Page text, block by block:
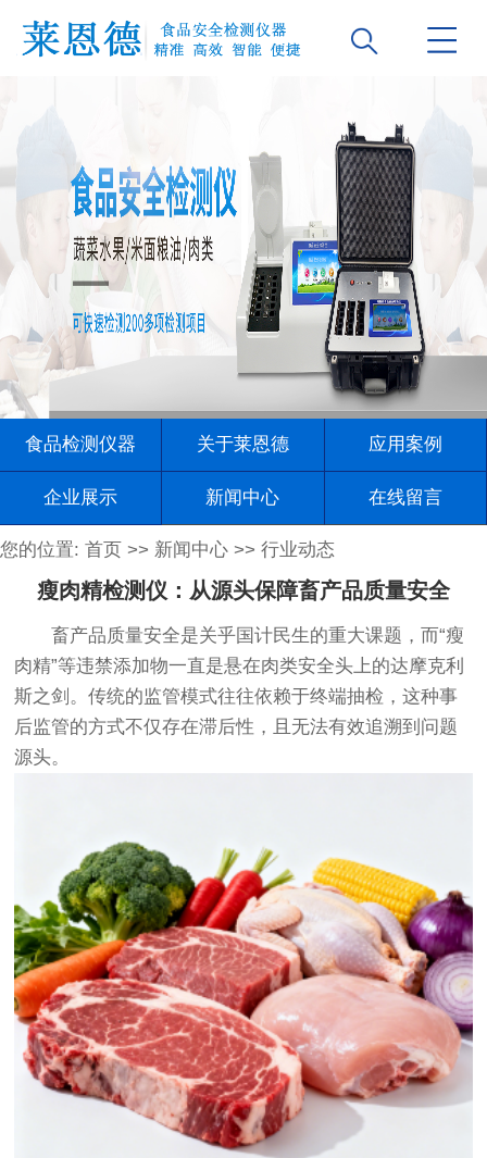
食品检测仪器 关于莱恩德 应用案例
企业展示 新闻中心 在线留言
您的位置: 首页 >> 新闻中心 >> 行业动态
瘦肉精检测仪：从源头保障畜产品质量安全
畜产品质量安全是关乎国计民生的重大课题，而“瘦
肉精”等违禁添加物一直是悬在肉类安全头上的达摩克利
斯之剑。传统的监管模式往往依赖于终端抽检，这种事
后监管的方式不仅存在滞后性，且无法有效追溯到问题
源头。